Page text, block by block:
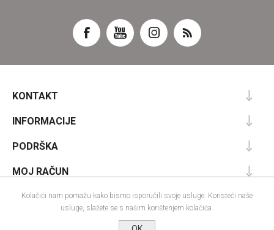
KONTAKT
INFORMACIJE
PODRŠKA
MOJ RAČUN
Powered bynopCommerce
Kolačići nam pomažu kako bismo isporučili svoje usluge. Koristeći naše
usluge, slažete se s našim korištenjem kolačića.